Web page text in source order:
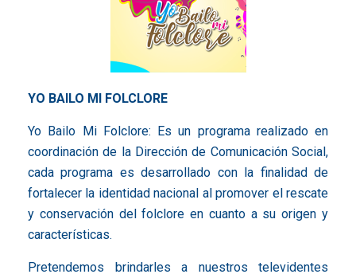
YO BAILO MI FOLCLORE
Yo Bailo Mi Folclore: Es un programa realizado en
coordinación de la Dirección de Comunicación Social,
cada programa es desarrollado con la finalidad de
fortalecer la identidad nacional al promover el rescate
y conservación del folclore en cuanto a su origen y
características.
Pretendemos brindarles a nuestros televidentes